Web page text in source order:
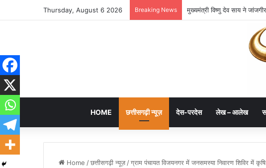
Thursday, August 6 2026 Breaking News मुख्यमंत्री विष्णु देव साय ने
HOME छत्तीसगढ़ी न्यूज़ देस-परदेस लेख – आलेख
Home /छत्तीसगढ़ी न्यूज़ /ग्राम पंचायत विजयनगर में जनसमस्या निवारण शिविर में